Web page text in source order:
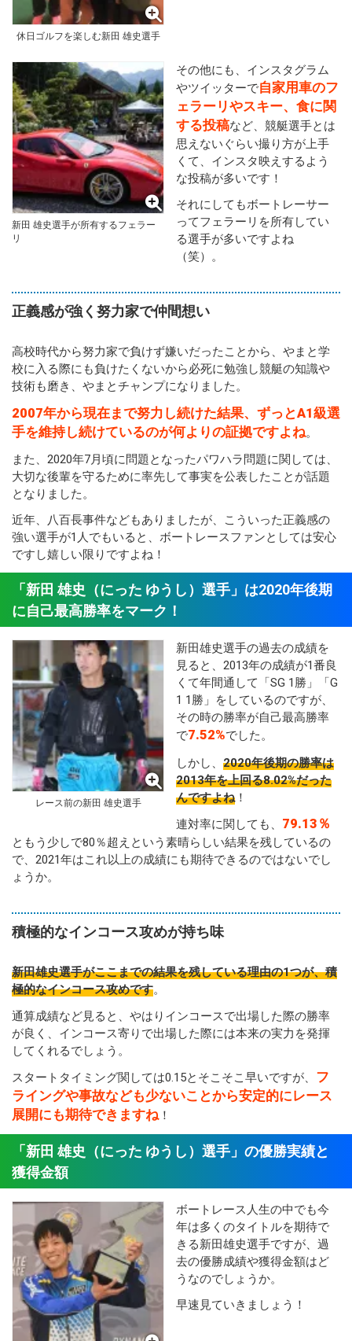
休日ゴルフを楽しむ新田 雄史選手
新田 雄史選手が所有するフェラー
リ
その他にも、インスタグラム
やツイッターで自家用車のフ
ェラーリやスキー、食に関
する投稿など、競艇選手とは
思えないぐらい撮り方が上手
くて、インスタ映えするよう
な投稿が多いです！
それにしてもボートレーサー
ってフェラーリを所有してい
る選手が多いですよね
（笑）。
正義感が強く努力家で仲間想い
高校時代から努力家で負けず嫌いだったことから、やまと学
校に入る際にも負けたくないから必死に勉強し競艇の知識や
技術も磨き、やまとチャンプになりました。
2007年から現在まで努力し続けた結果、ずっとA1級選
手を維持し続けているのが何よりの証拠ですよね。
また、2020年7月頃に問題となったパワハラ問題に関しては、
大切な後輩を守るために率先して事実を公表したことが話題
となりました。
近年、八百長事件などもありましたが、こういった正義感の
強い選手が1人でもいると、ボートレースファンとしては安心
ですし嬉しい限りですよね！
「新田 雄史（にった ゆうし）選手」は2020年後期
に自己最高勝率をマーク！
レース前の新田 雄史選手
新田雄史選手の過去の成績を
見ると、2013年の成績が1番良
くて年間通して「SG 1勝」「G
1 1勝」をしているのですが、
その時の勝率が自己最高勝率
で7.52%でした。
しかし、 2020年後期の勝率は
2013年を上回る8.02%だった
んですよね！
連対率に関しても、 79.13％
ともう少しで80％超えという素晴らしい結果を残しているの
で、2021年はこれ以上の成績にも期待できるのではないでし
ょうか。
積極的なインコース攻めが持ち味
新田雄史選手がここまでの結果を残している理由の1つが、積
極的なインコース攻めです。
通算成績など見ると、やはりインコースで出場した際の勝率
が良く、インコース寄りで出場した際には本来の実力を発揮
してくれるでしょう。
スタートタイミング関しては0.15とそこそこ早いですが、 フ
ライングや事故なども少ないことから安定的にレース
展開にも期待できますね！
「新田 雄史（にった ゆうし）選手」の優勝実績と
獲得金額
ボートレース人生の中でも今
年は多くのタイトルを期待で
きる新田雄史選手ですが、過
去の優勝成績や獲得金額はど
うなのでしょうか。
早速見ていきましょう！